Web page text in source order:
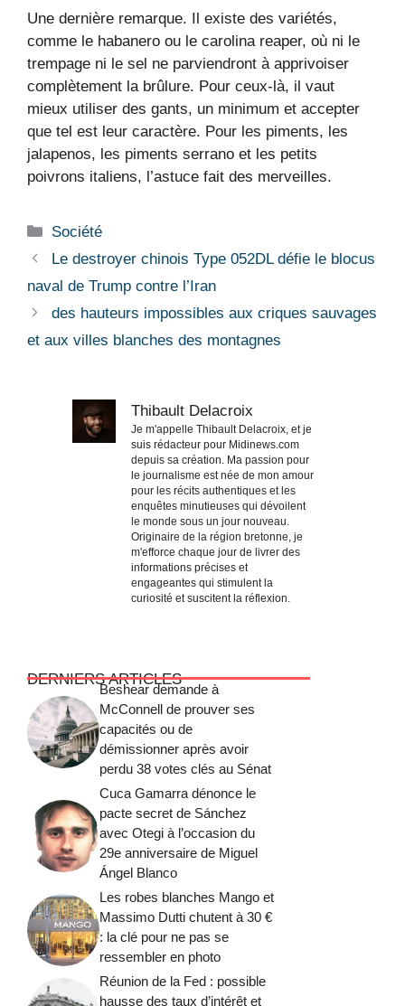
Une dernière remarque. Il existe des variétés,
comme le habanero ou le carolina reaper, où ni le
trempage ni le sel ne parviendront à apprivoiser
complètement la brûlure. Pour ceux-là, il vaut
mieux utiliser des gants, un minimum et accepter
que tel est leur caractère. Pour les piments, les
jalapenos, les piments serrano et les petits
poivrons italiens, l’astuce fait des merveilles.
Catégories
Société
Le destroyer chinois Type 052DL défie le blocus
naval de Trump contre l’Iran
des hauteurs impossibles aux criques sauvages
et aux villes blanches des montagnes
Thibault Delacroix
Je m'appelle Thibault Delacroix, et je
suis rédacteur pour Midinews.com
depuis sa création. Ma passion pour
le journalisme est née de mon amour
pour les récits authentiques et les
enquêtes minutieuses qui dévoilent
le monde sous un jour nouveau.
Originaire de la région bretonne, je
m'efforce chaque jour de livrer des
informations précises et
engageantes qui stimulent la
curiosité et suscitent la réflexion.
DERNIERS ARTICLES
Beshear demande à
McConnell de prouver ses
capacités ou de
démissionner après avoir
perdu 38 votes clés au Sénat
Cuca Gamarra dénonce le
pacte secret de Sánchez
avec Otegi à l’occasion du
29e anniversaire de Miguel
Ángel Blanco
Les robes blanches Mango et
Massimo Dutti chutent à 30 €
: la clé pour ne pas se
ressembler en photo
Réunion de la Fed : possible
hausse des taux d’intérêt et